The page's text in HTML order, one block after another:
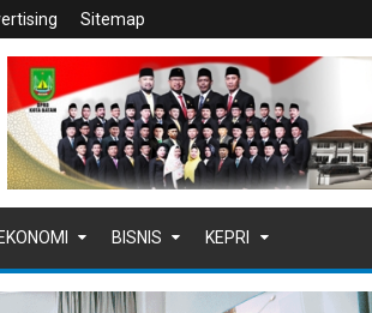
Sitemap
EKONOMI BISNIS KEPRI